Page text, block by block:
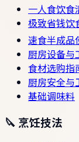
一人食饮食
极致省钱饮
速食半成品
厨房设备与
食材选购指
厨房安全与
基础调味料
🔪 烹饪技法